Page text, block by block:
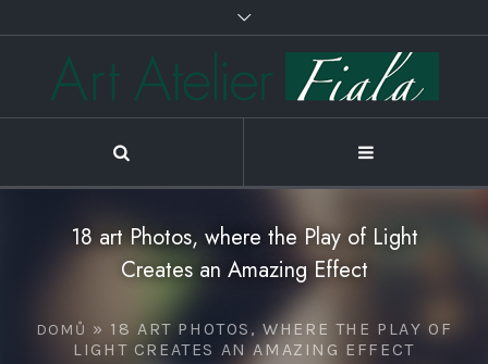
18 art Photos, where the Play of Light
Creates an Amazing Effect
DOMŮ » 18 ART PHOTOS, WHERE THE PLAY OF
LIGHT CREATES AN AMAZING EFFECT